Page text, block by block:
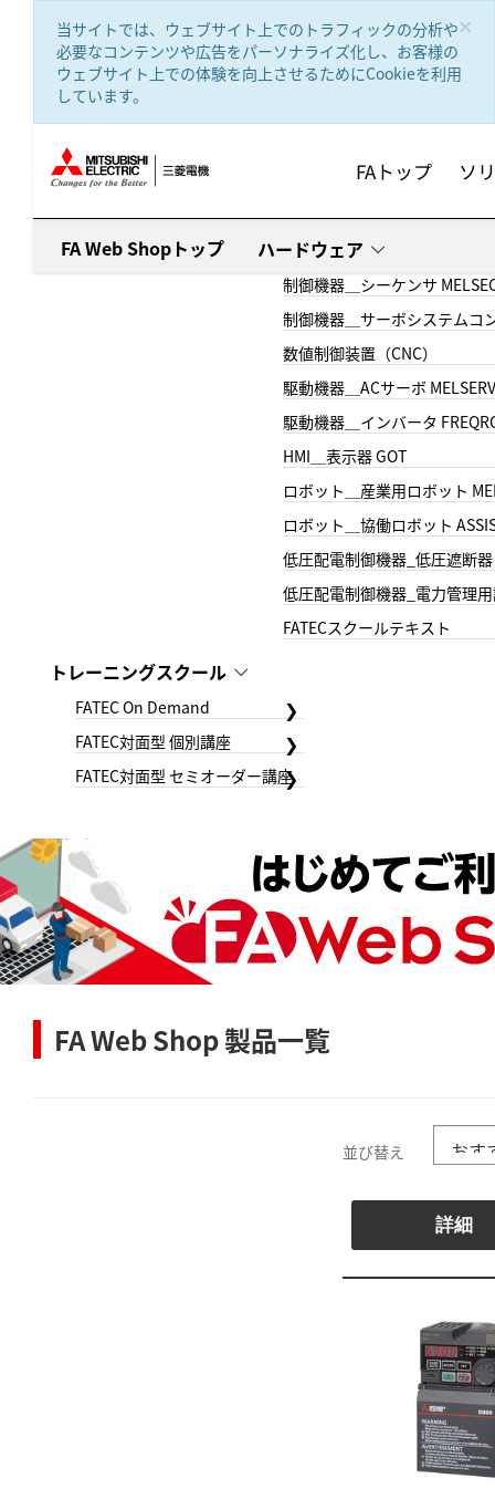
×
当サイトでは、ウェブサイト上でのトラフィックの分析や
必要なコンテンツや広告をパーソナライズ化し、お客様の
ウェブサイト上での体験を向上させるためにCookieを利用
しています。
FAトップ ソ
FA Web Shopトップ ハードウェア
制御機器＿シーケンサ
制御機器＿サーボシステムコ
数値制御装置（CNC）
駆動機器＿ACサーボ
駆動機器＿インバータ
HMI＿表示器 GOT
ロボット＿産業用ロボット
ロボット＿協働ロボット
低圧配電制御機器_低圧遮断器
低圧配電制御機器_電力管理
FATECスクールテキスト
トレーニングスクール
FATEC On Demand
FATEC対面型 個別講座
FATEC対面型 セミオーダー講座
FA Web Shop 製品一覧
並び替え
詳細